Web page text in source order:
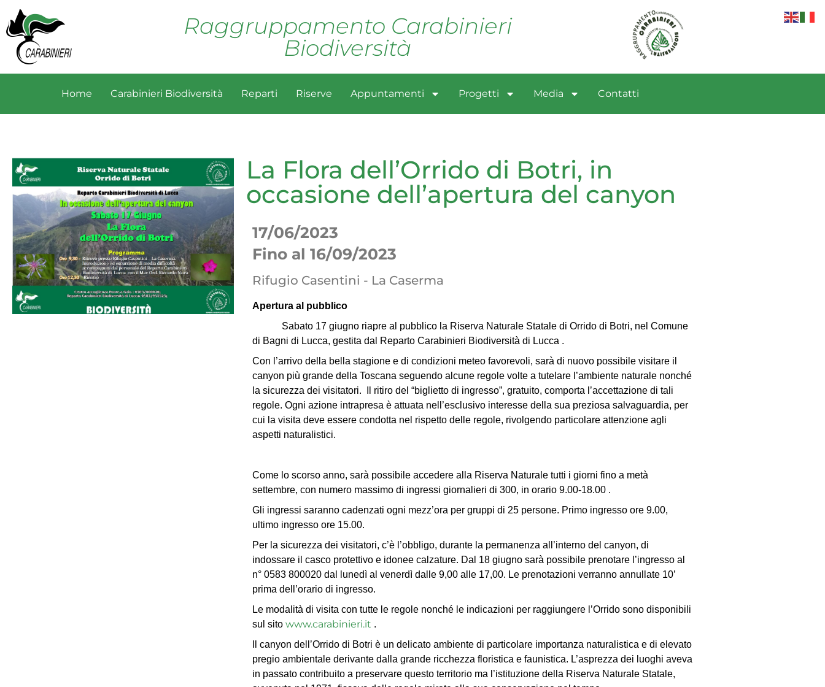
Raggruppamento Carabinieri
Biodiversità
Home Carabinieri Biodiversità Reparti Riserve Appuntamenti Progetti Media Contatti
La Flora dell’Orrido di Botri, in
occasione dell’apertura del canyon
17/06/2023
Fino al 16/09/2023
Rifugio Casentini - La Caserma
Apertura al pubblico
Sabato 17 giugno riapre al pubblico la Riserva Naturale Statale di Orrido di Botri, nel Comune
di Bagni di Lucca, gestita dal Reparto Carabinieri Biodiversità di Lucca .
Con l’arrivo della bella stagione e di condizioni meteo favorevoli, sarà di nuovo possibile visitare il
canyon più grande della Toscana seguendo alcune regole volte a tutelare l’ambiente naturale nonché
la sicurezza dei visitatori. Il ritiro del “biglietto di ingresso”, gratuito, comporta l’accettazione di tali
regole. Ogni azione intrapresa è attuata nell’esclusivo interesse della sua preziosa salvaguardia, per
cui la visita deve essere condotta nel rispetto delle regole, rivolgendo particolare attenzione agli
aspetti naturalistici.
Come lo scorso anno, sarà possibile accedere alla Riserva Naturale tutti i giorni fino a metà
settembre, con numero massimo di ingressi giornalieri di 300, in orario 9.00-18.00 .
Gli ingressi saranno cadenzati ogni mezz’ora per gruppi di 25 persone. Primo ingresso ore 9.00,
ultimo ingresso ore 15.00.
Per la sicurezza dei visitatori, c’è l’obbligo, durante la permanenza all’interno del canyon, di
indossare il casco protettivo e idonee calzature. Dal 18 giugno sarà possibile prenotare l’ingresso al
n° 0583 800020 dal lunedì al venerdì dalle 9,00 alle 17,00. Le prenotazioni verranno annullate 10’
prima dell’orario di ingresso.
Le modalità di visita con tutte le regole nonché le indicazioni per raggiungere l’Orrido sono disponibili
sul sito www.carabinieri.it .
Il canyon dell’Orrido di Botri è un delicato ambiente di particolare importanza naturalistica e di elevato
pregio ambientale derivante dalla grande ricchezza floristica e faunistica. L’asprezza dei luoghi aveva
in passato contribuito a preservare questo territorio ma l’istituzione della Riserva Naturale Statale,